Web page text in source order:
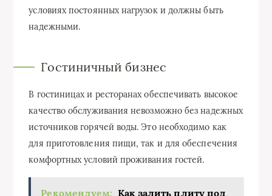
условиях постоянных нагрузок и должны быть
надежными.
Гостиничный бизнес
В гостиницах и ресторанах обеспечивать высокое
качество обслуживания невозможно без надежных
источников горячей воды. Это необходимо как
для приготовления пищи, так и для обеспечения
комфортных условий проживания гостей.
Рекомендуем: Как залить плиту под